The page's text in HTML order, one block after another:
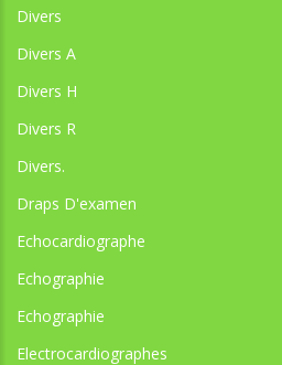
Divers
Divers A
Divers H
Divers R
Divers.
Draps D'examen
Echocardiographe
Echographie
Echographie
Electrocardiographes